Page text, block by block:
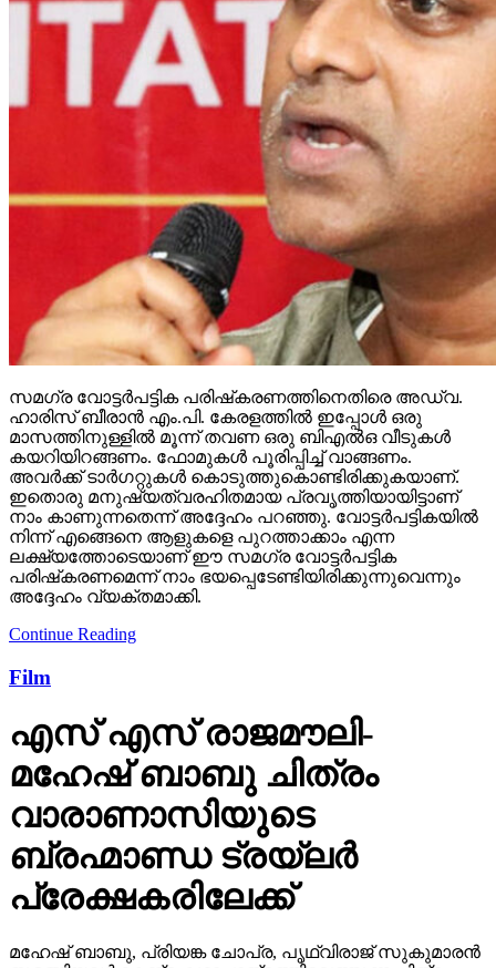
സമഗ്ര വോട്ടര്‍പട്ടിക പരിഷ്‌കരണത്തിനെതിരെ അഡ്വ.
ഹാരിസ് ബീരാന്‍ എം.പി. കേരളത്തില്‍ ഇപ്പോള്‍ ഒരു
മാസത്തിനുള്ളില്‍ മൂന്ന് തവണ ഒരു ബിഎല്‍ഒ വീടുകള്‍
കയറിയിറങ്ങണം. ഫോമുകള്‍ പൂരിപ്പിച്ച് വാങ്ങണം.
അവര്‍ക്ക് ടാര്‍ഗറ്റുകള്‍ കൊടുത്തുകൊണ്ടിരിക്കുകയാണ്.
ഇതൊരു മനുഷ്യത്വരഹിതമായ പ്രവൃത്തിയായിട്ടാണ്
നാം കാണുന്നതെന്ന് അദ്ദേഹം പറഞ്ഞു. വോട്ടര്‍പട്ടികയില്‍
നിന്ന് എങ്ങെനെ ആളുകളെ പുറത്താക്കാം എന്ന
ലക്ഷ്യത്തോടെയാണ് ഈ സമഗ്ര വോട്ടര്‍പട്ടിക
പരിഷ്‌കരണമെന്ന് നാം ഭയപ്പെടേണ്ടിയിരിക്കുന്നുവെന്നും
അദ്ദേഹം വ്യക്തമാക്കി.
Continue Reading
Film
എസ് എസ് രാജമൗലി-
മഹേഷ് ബാബു ചിത്രം
വാരാണാസിയുടെ
ബ്രഹ്മാണ്ഡ ട്രയ്ലർ
പ്രേക്ഷകരിലേക്ക്
മഹേഷ് ബാബു, പ്രിയങ്ക ചോപ്ര, പൃഥ്വിരാജ് സുകുമാരൻ